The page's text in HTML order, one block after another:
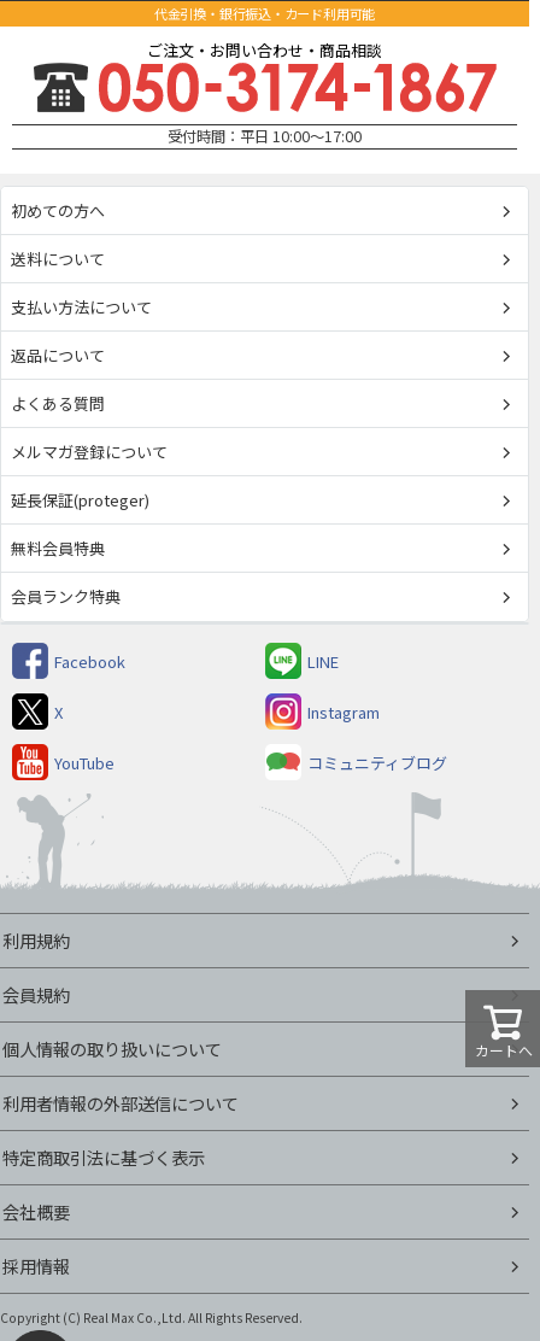
カートへ
代金引換・銀行振込・カード利用可能
ご注文・お問い合わせ・商品相談
受付時間：平日 10:00～17:00
初めての方へ
送料について
支払い方法について
返品について
よくある質問
メルマガ登録について
延長保証(proteger)
無料会員特典
会員ランク特典
Facebook LINE
X Instagram
YouTube コミュニティブログ
利用規約
会員規約
個人情報の取り扱いについて
利用者情報の外部送信について
特定商取引法に基づく表示
会社概要
採用情報
Copyright (C) Real Max Co.,Ltd. All Rights Reserved.